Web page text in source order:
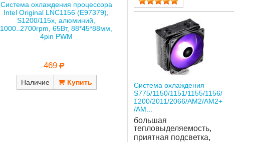
Система охлаждения процессора
Intel Original LNC1156 (E97379),
S1200/115x, алюминий,
1000..2700rpm, 65Вт, 88*45*88мм,
4pin PWM
469
Наличие
Система охлаждения
S775/1150/1151/1155/1156/
1200/2011/2066/AM2/AM2+
/AM...
большая